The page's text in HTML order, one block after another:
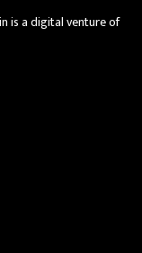
is a digital venture of